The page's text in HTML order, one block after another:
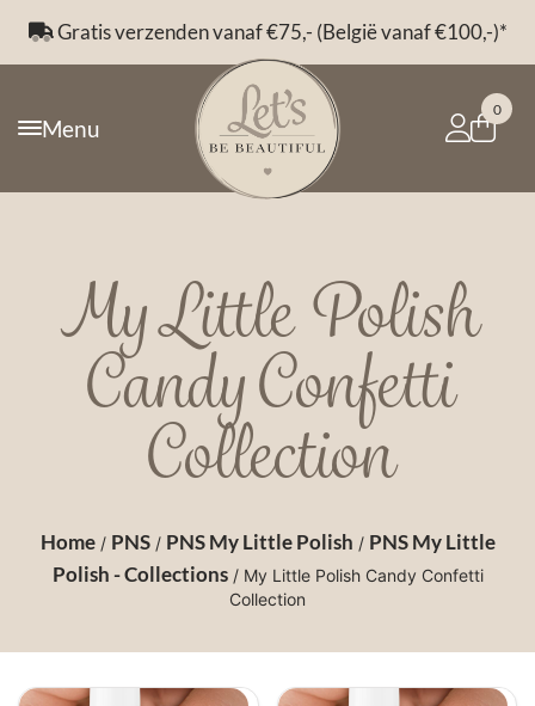
Gratis verzenden vanaf €75,- (België vanaf €100,-)*
Menu
0
My Little Polish
Candy Confetti
Collection
Home/ PNS/ PNS My Little Polish / PNS My Little
Polish - Collections/ My Little Polish Candy Confetti
Collection